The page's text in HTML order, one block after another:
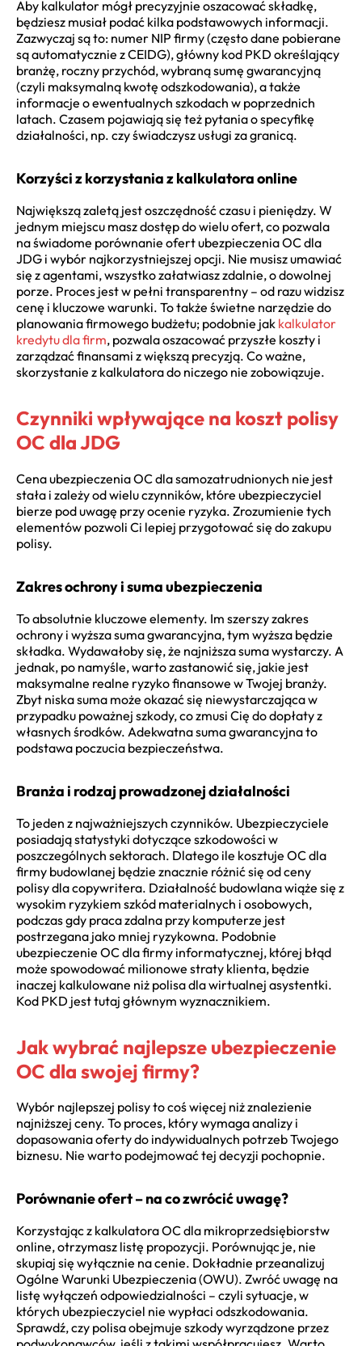
Aby kalkulator mógł precyzyjnie oszacować składkę,
będziesz musiał podać kilka podstawowych informacji.
Zazwyczaj są to: numer NIP firmy (często dane pobierane
są automatycznie z CEIDG), główny kod PKD określający
branżę, roczny przychód, wybraną sumę gwarancyjną
(czyli maksymalną kwotę odszkodowania), a także
informacje o ewentualnych szkodach w poprzednich
latach. Czasem pojawiają się też pytania o specyfikę
działalności, np. czy świadczysz usługi za granicą.
Korzyści z korzystania z kalkulatora online
Największą zaletą jest oszczędność czasu i pieniędzy. W
jednym miejscu masz dostęp do wielu ofert, co pozwala
na świadome porównanie ofert ubezpieczenia OC dla
JDG i wybór najkorzystniejszej opcji. Nie musisz umawiać
się z agentami, wszystko załatwiasz zdalnie, o dowolnej
porze. Proces jest w pełni transparentny – od razu widzisz
cenę i kluczowe warunki. To także świetne narzędzie do
planowania firmowego budżetu; podobnie jak kalkulator
kredytu dla firm, pozwala oszacować przyszłe koszty i
zarządzać finansami z większą precyzją. Co ważne,
skorzystanie z kalkulatora do niczego nie zobowiązuje.
Czynniki wpływające na koszt polisy
OC dla JDG
Cena ubezpieczenia OC dla samozatrudnionych nie jest
stała i zależy od wielu czynników, które ubezpieczyciel
bierze pod uwagę przy ocenie ryzyka. Zrozumienie tych
elementów pozwoli Ci lepiej przygotować się do zakupu
polisy.
Zakres ochrony i suma ubezpieczenia
To absolutnie kluczowe elementy. Im szerszy zakres
ochrony i wyższa suma gwarancyjna, tym wyższa będzie
składka. Wydawałoby się, że najniższa suma wystarczy. A
jednak, po namyśle, warto zastanowić się, jakie jest
maksymalne realne ryzyko finansowe w Twojej branży.
Zbyt niska suma może okazać się niewystarczająca w
przypadku poważnej szkody, co zmusi Cię do dopłaty z
własnych środków. Adekwatna suma gwarancyjna to
podstawa poczucia bezpieczeństwa.
Branża i rodzaj prowadzonej działalności
To jeden z najważniejszych czynników. Ubezpieczyciele
posiadają statystyki dotyczące szkodowości w
poszczególnych sektorach. Dlatego ile kosztuje OC dla
firmy budowlanej będzie znacznie różnić się od ceny
polisy dla copywritera. Działalność budowlana wiąże się z
wysokim ryzykiem szkód materialnych i osobowych,
podczas gdy praca zdalna przy komputerze jest
postrzegana jako mniej ryzykowna. Podobnie
ubezpieczenie OC dla firmy informatycznej, której błąd
może spowodować milionowe straty klienta, będzie
inaczej kalkulowane niż polisa dla wirtualnej asystentki.
Kod PKD jest tutaj głównym wyznacznikiem.
Jak wybrać najlepsze ubezpieczenie
OC dla swojej firmy?
Wybór najlepszej polisy to coś więcej niż znalezienie
najniższej ceny. To proces, który wymaga analizy i
dopasowania oferty do indywidualnych potrzeb Twojego
biznesu. Nie warto podejmować tej decyzji pochopnie.
Porównanie ofert – na co zwrócić uwagę?
Korzystając z kalkulatora OC dla mikroprzedsiębiorstw
online, otrzymasz listę propozycji. Porównując je, nie
skupiaj się wyłącznie na cenie. Dokładnie przeanalizuj
Ogólne Warunki Ubezpieczenia (OWU). Zwróć uwagę na
listę wyłączeń odpowiedzialności – czyli sytuacje, w
których ubezpieczyciel nie wypłaci odszkodowania.
Sprawdź, czy polisa obejmuje szkody wyrządzone przez